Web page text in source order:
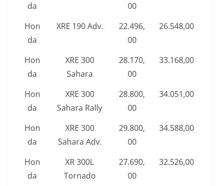
da
00
Hon
da
XRE 190 Adv.
22.496,
00
26.548,00
Hon
da
XRE 300
Sahara
28.170,
00
33.168,00
Hon
da
XRE 300
Sahara Rally
28.800,
00
34.051,00
Hon
da
XRE 300
Sahara Adv.
29.800,
00
34.588,00
Hon
da
XR 300L
Tornado
27.690,
00
32.526,00